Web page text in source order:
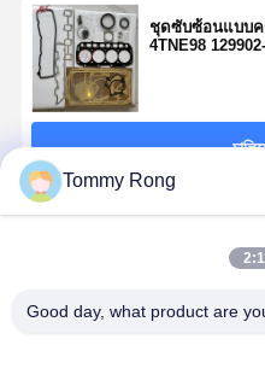
ชุดซับซ้อนแบบค
4TNE98
Tommy Rong
Good day, what product are